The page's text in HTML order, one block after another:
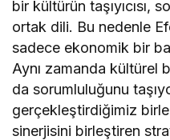
bir kültürün taşıyıcısı,
ortak dili. Bu nedenle
sadece ekonomik bir
Aynı zamanda kültürel
da sorumluluğunu
gerçekleştirdiğimiz
sinerjisini birleştiren